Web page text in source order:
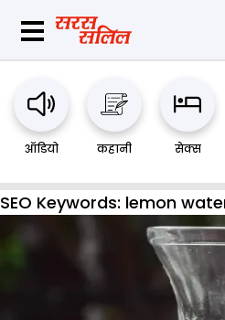
ऑडियो कहानी सेक्स
SEO Keywords: lemon